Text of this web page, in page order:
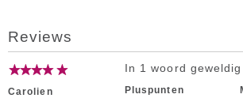
Reviews
Carolien
In 1 woord geweldig
Pluspunten